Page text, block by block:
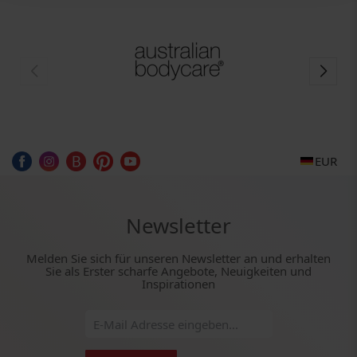
EUR
Newsletter
Melden Sie sich für unseren Newsletter an und erhalten
Sie als Erster scharfe Angebote, Neuigkeiten und
Inspirationen